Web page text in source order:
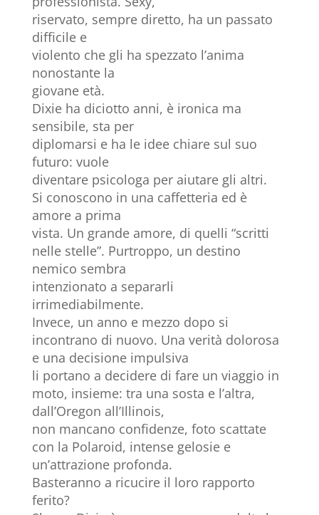
riservato, sempre diretto, ha un passato
difficile e
violento che gli ha spezzato l’anima
nonostante la
giovane età.
Dixie ha diciotto anni, è ironica ma
sensibile, sta per
diplomarsi e ha le idee chiare sul suo
futuro: vuole
diventare psicologa per aiutare gli altri.
Si conoscono in una caffetteria ed è
amore a prima
vista. Un grande amore, di quelli “scritti
nelle stelle”. Purtroppo, un destino
nemico sembra
intenzionato a separarli
irrimediabilmente.
Invece, un anno e mezzo dopo si
incontrano di nuovo. Una verità dolorosa
e una decisione impulsiva
li portano a decidere di fare un viaggio in
moto, insieme: tra una sosta e l’altra,
dall’Oregon all’Illinois,
non mancano confidenze, foto scattate
con la Polaroid, intense gelosie e
un’attrazione profonda.
Basteranno a ricucire il loro rapporto
ferito?